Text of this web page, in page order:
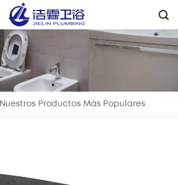
Français
Nuestros Productos Más Populares